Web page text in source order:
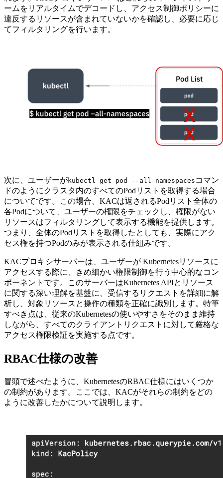
ームをリアルタイムでデコードし、アクセス制御ポリシーに
違反するリソースが含まれていないかを確認し、必要に応じ
てフィルタリングを行います。
次に、ユーザーがkubectl get pod --all-namespaces コマン
ドのようにクラスタ内のすべてのPodリストを取得する場合
についてです。この場合、KACは返されるPodリスト全体の
各Podについて、ユーザーの権限をチェックし、権限がない
リソースはフィルタリングして表示する機能を提供します。
つまり、全体のPodリストを取得したとしても、実際にアク
セス権を持つPodのみが表示される仕組みです。
KACプロキシサーバーは、ユーザーが Kubernetesリソースに
アクセスする際に、きめ細かい権限制御を行う中心的なコン
ポーネントです。このサーバーはKubernetes APIとリソース
に関する深い理解を基盤に、受信するリクエストを詳細に解
析し、対象リソースと操作の種類を正確に識別します。特筆
すべき点は、従来のKubernetesの使いやすさをそのまま維持
しながら、すべてのクライアントリクエストに対して厳格な
アクセス権限検証を実施する点です。
RBAC仕様の改善
冒頭で述べたように、KubernetesのRBAC仕様にはいくつか
の制約があります。ここでは、KACがそれらの制約をどの
ように改善したかについて説明します。